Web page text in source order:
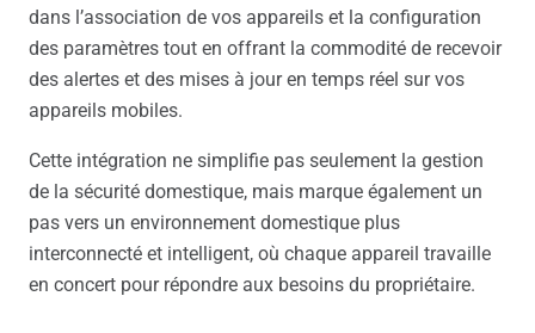
dans l’association de vos appareils et la configuration
des paramètres tout en offrant la commodité de recevoir
des alertes et des mises à jour en temps réel sur vos
appareils mobiles.
Cette intégration ne simplifie pas seulement la gestion
de la sécurité domestique, mais marque également un
pas vers un environnement domestique plus
interconnecté et intelligent, où chaque appareil travaille
en concert pour répondre aux besoins du propriétaire.